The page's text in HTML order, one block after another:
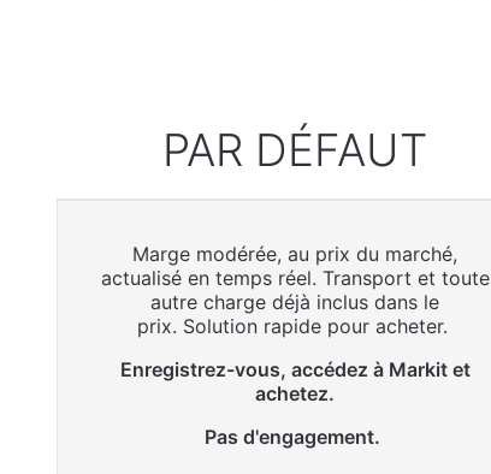
PAR DÉFAUT
Marge modérée, au prix du marché,
actualisé en temps réel. Transport et toute
autre charge déjà inclus dans le
prix. Solution rapide pour acheter.
Enregistrez-vous, accédez à Markit et
achetez.
Pas d'engagement.